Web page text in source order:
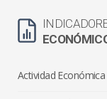
Actividad Económica